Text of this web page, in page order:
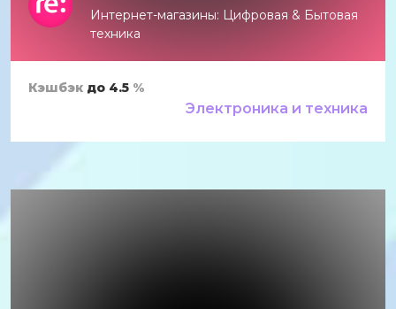
Интернет-магазины: Цифровая & Бытовая
техника
Кэшбэк до 4.5 %
Электроника и техника